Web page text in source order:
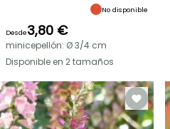
No disponible
Desde3,80 €
minicepellón: Ø 3/4 cm
Disponible en 2 tamaños